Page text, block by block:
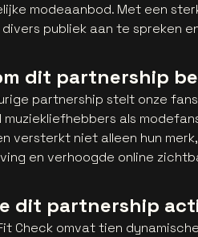
modeaanbod. Met een
publiek aan te spreken
dit partnership
partnership stelt onze
muziekliefhebbers als
versterkt niet alleen hun
en verhoogde online
dit partnership
Check omvat tien